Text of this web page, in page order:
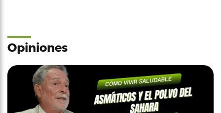
Opiniones